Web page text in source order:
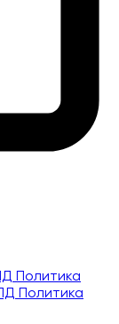
Политика
Политика